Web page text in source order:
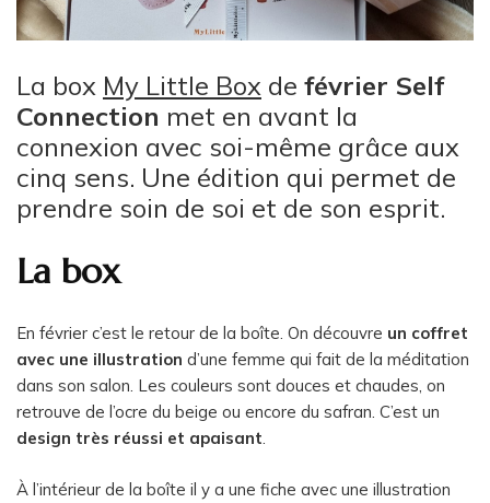
La box My Little Box de février Self
Connection met en avant la
connexion avec soi-même grâce aux
cinq sens. Une édition qui permet de
prendre soin de soi et de son esprit.
La box
En février c’est le retour de la boîte. On découvre un coffret
avec une illustration d’une femme qui fait de la méditation
dans son salon. Les couleurs sont douces et chaudes, on
retrouve de l’ocre du beige ou encore du safran. C’est un
design très réussi et apaisant.
À l’intérieur de la boîte il y a une fiche avec une illustration